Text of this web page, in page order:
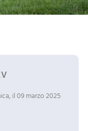
il 09 marzo 2025